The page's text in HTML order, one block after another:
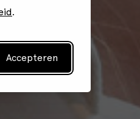
.
Accepteren